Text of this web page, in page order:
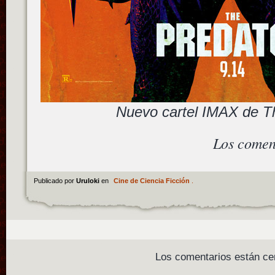
Nuevo cartel IMAX de
Los
Publicado por Uruloki en Cine de Ciencia Ficción
Los comentarios están